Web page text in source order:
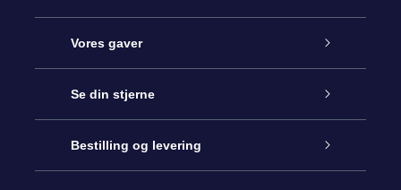
Kundeservice
Kontakt os
Bloggen
Vores gaver
Online Stjernegave
OSR Gavepakke
Se din stjerne
Star Register
Bestilling og levering